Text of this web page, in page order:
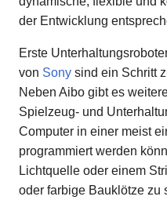
der Entwicklung
Erste
von Sony sind ein Schritt
Neben Aibo gibt es
Spielzeug- und
Computer in einer meist
programmiert werden
Lichtquelle oder einem
oder farbige Bauklötze zu